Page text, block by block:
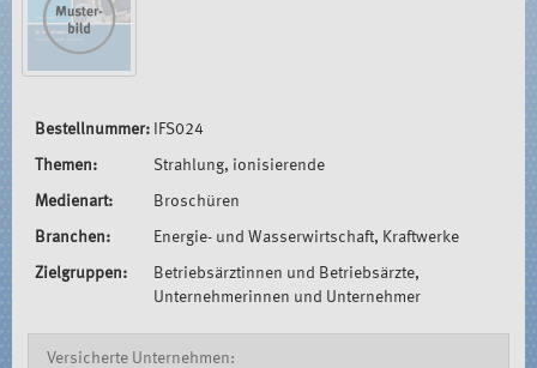
Bestellnummer: IFS024
Themen: Strahlung, ionisierende
Medienart: Broschüren
Branchen: Energie- und Wasserwirtschaft, Kraftwerke
Zielgruppen:
Betriebsärztinnen und Betriebsärzte,
Unternehmerinnen und Unternehmer
Versicherte Unternehmen: